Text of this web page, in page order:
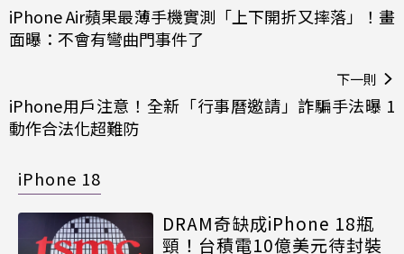
iPhone Air蘋果最薄手機實測「上下開折又摔落」！畫
面曝：不會有彎曲門事件了
下一則
iPhone用戶注意！全新「行事曆邀請」詐騙手法曝 1
動作合法化超難防
iPhone 18
DRAM奇缺成iPhone 18瓶
頸！台積電10億美元待封裝